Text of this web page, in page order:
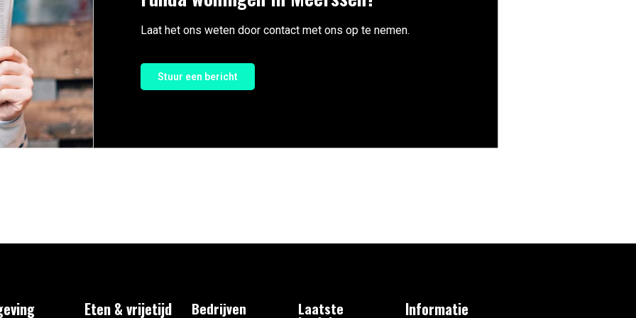
Laat het ons weten door contact met ons op te nemen.
Stuur een bericht
Eten & vrijetijd Bedrijven Laatste Informatie